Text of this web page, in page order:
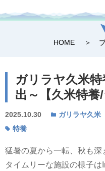
HOME
ガリラヤ久米
出～【久米特養
2025.10.30 ガリラヤ久米
特養
猛暑の夏から一転、秋も深
タイムリーな施設の様子は